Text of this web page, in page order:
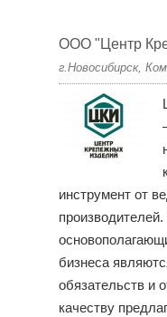
ООО "Центр
г.Новосибирск,
инструмент от
бизнеса
обязательств и
качеству